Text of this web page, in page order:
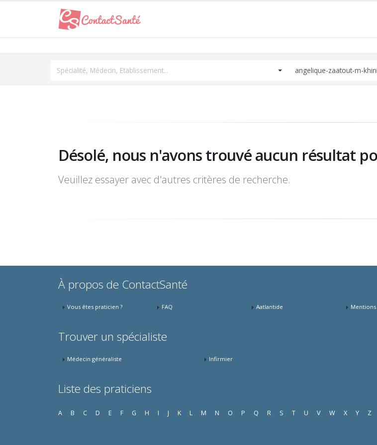
Spécialité, Médecin, Etablissement...
Désolé, nous n'avons trouvé aucun résultat
Veuillez essayer avec d'autres critères de recherche.
À propos de ContactSanté
Vous êtes praticien ? FAQ Aatlantide Mentions
Trouver un spécialiste
Médecin généraliste Infirmier
Liste des praticiens
A B C D E F G H I J K L M N O P Q R S T U V W X Y Z